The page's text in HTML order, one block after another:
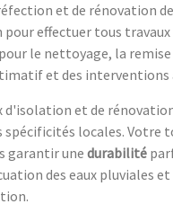
et de rénovation
effectuer tous
le nettoyage, la
et des
d'isolation et de
locales. Votre
garantir unedurabilité
des eaux pluviales